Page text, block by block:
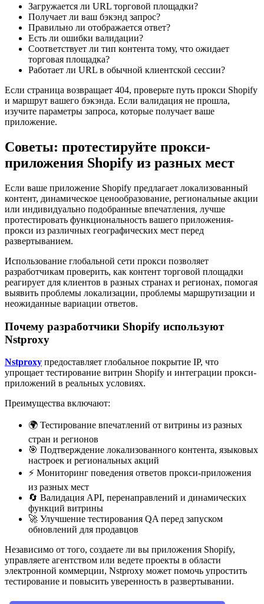
Загружается ли URL торговой площадки?
Получает ли ваш бэкэнд запрос?
Правильно ли отображается ответ?
Есть ли ошибки валидации?
Соответствует ли тип контента тому, что ожидает
торговая площадка?
Работает ли URL в обычной клиентской сессии?
Если страница возвращает 404, проверьте путь прокси Shopify
и маршрут вашего бэкэнда. Если валидация не прошла,
изучите параметры запроса, которые получает ваше
приложение.
Советы: протестируйте прокси-
приложения Shopify из разных мест
Если ваше приложение Shopify предлагает локализованный
контент, динамическое ценообразование, региональные акции
или индивидуально подобранные впечатления, лучше
протестировать функциональность вашего приложения-
прокси из различных географических мест перед
развертыванием.
Использование глобальной сети прокси позволяет
разработчикам проверить, как контент торговой площадки
реагирует для клиентов в разных странах и регионах, помогая
выявить проблемы локализации, проблемы маршрутизации и
неожиданные вариации ответов.
Почему разработчики Shopify используют
Nstproxy
Nstproxy предоставляет глобальное покрытие IP, что
упрощает тестирование витрин Shopify и интеграции прокси-
приложений в реальных условиях.
Преимущества включают:
🌍 Тестирование впечатлений от витрины из разных
стран и регионов
🎯 Подтверждение локализованного контента, языковых
настроек и региональных акций
⚡ Мониторинг поведения ответов прокси-приложения
из разных мест
🔄 Валидация API, перенаправлений и динамических
функций витрины
🚀 Улучшение тестирования QA перед запуском
обновлений для продавцов
Независимо от того, создаете ли вы приложения Shopify,
управляете агентством или ведете проекты в области
электронной коммерции, Nstproxy может помочь упростить
тестирование и повысить уверенность в развертывании.